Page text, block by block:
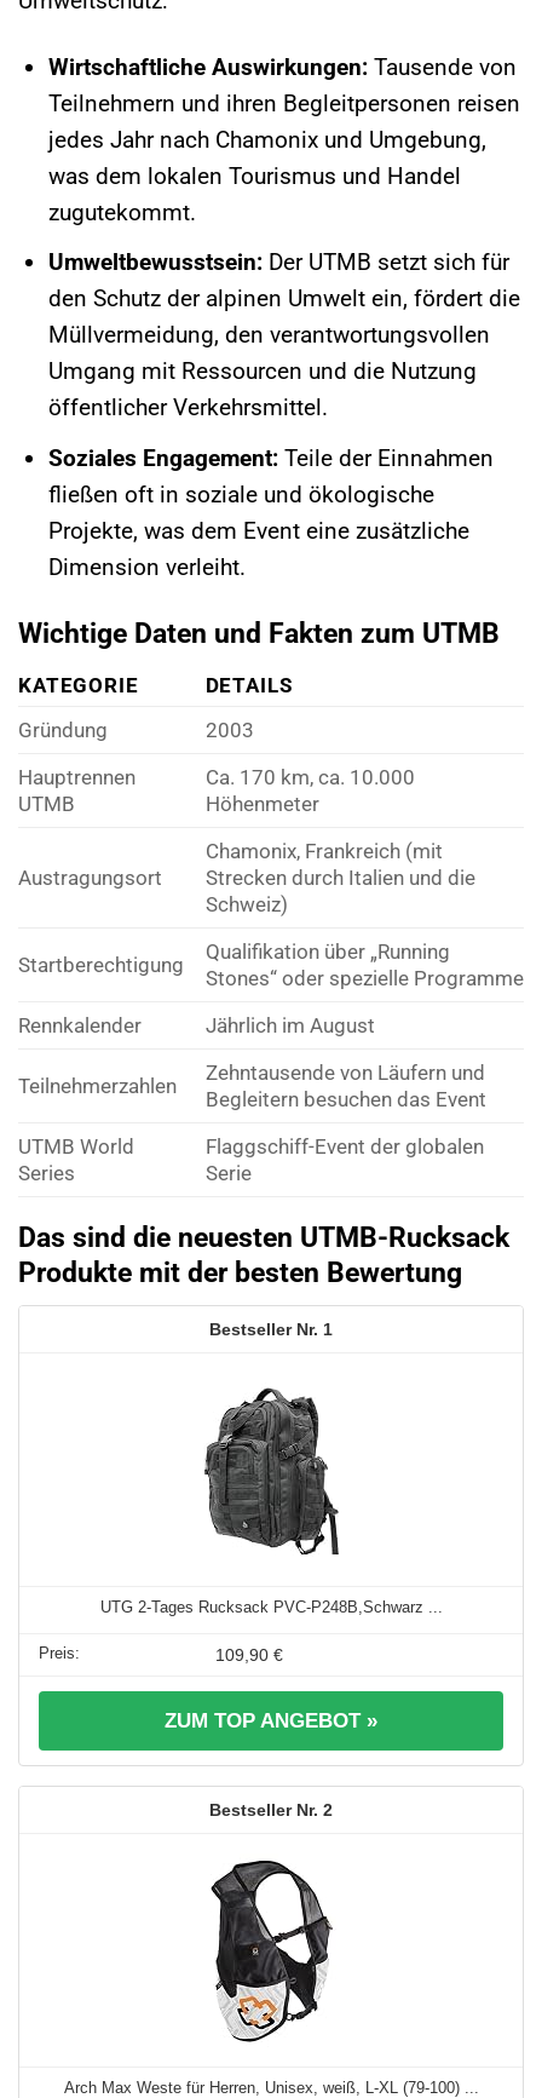
Wirtschaftliche Auswirkungen:Tausende von
Teilnehmern und ihren Begleitpersonen reisen
jedes Jahr nach Chamonix und Umgebung,
was dem lokalen Tourismus und Handel
zugutekommt.
Umweltbewusstsein:Der UTMB setzt sich für
den Schutz der alpinen Umwelt ein, fördert die
Müllvermeidung, den verantwortungsvollen
Umgang mit Ressourcen und die Nutzung
öffentlicher Verkehrsmittel.
Soziales Engagement:Teile der Einnahmen
fließen oft in soziale und ökologische
Projekte, was dem Event eine zusätzliche
Dimension verleiht.
Wichtige Daten und Fakten zum UTMB
KATEGORIE
DETAILS
Gründung
2003
Hauptrennen
UTMB
Ca. 170 km, ca. 10.000
Höhenmeter
Austragungsort
Chamonix, Frankreich (mit
Strecken durch Italien und die
Schweiz)
Startberechtigung
Qualifikation über „Running
Stones“ oder spezielle Programme
Rennkalender
Jährlich im August
Teilnehmerzahlen
Zehntausende von Läufern und
Begleitern besuchen das Event
UTMB World
Series
Flaggschiff-Event der globalen
Serie
Das sind die neuesten UTMB-Rucksack
Produkte mit der besten Bewertung
1
UTG 2-Tages Rucksack PVC-P248B,Schwarz ...
109,90 €
ZUM TOP ANGEBOT »
2
Arch Max Weste für Herren, Unisex, weiß, L-XL (79-100) ...